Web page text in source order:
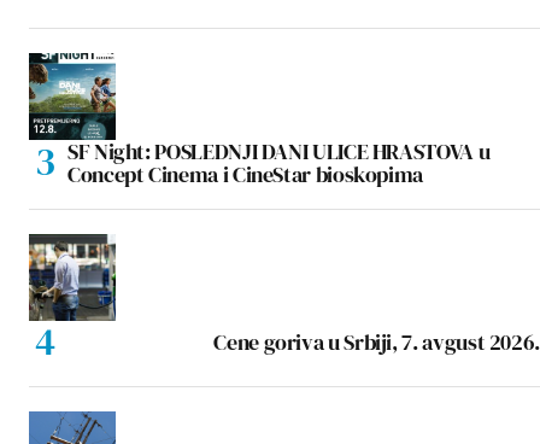
SF Night: POSLEDNJI DANI ULICE HRASTOVA u
Concept Cinema i CineStar bioskopima
Cene goriva u Srbiji, 7. avgust 2026.